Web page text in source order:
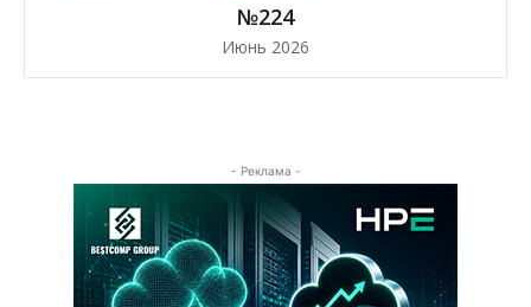
№224
Июнь 2026
- Реклама -